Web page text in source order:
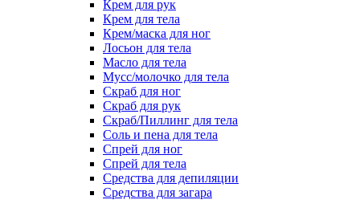
Крем для рук
Крем для тела
Крем/маска для ног
Лосьон для тела
Масло для тела
Мусс/молочко для тела
Скраб для ног
Скраб для рук
Скраб/Пиллинг для тела
Соль и пена для тела
Спрей для ног
Спрей для тела
Средства для депиляции
Средства для загара